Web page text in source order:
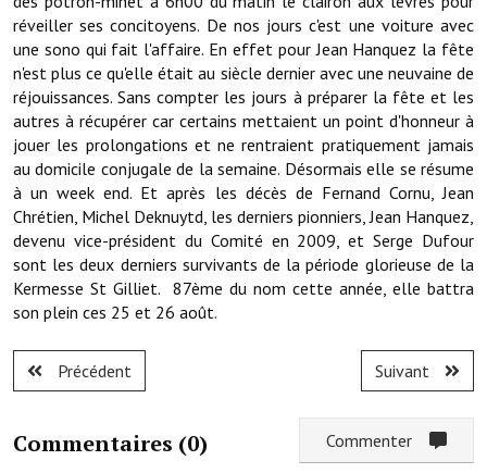
Services publics communaux
Démarches administratives
Urbanisme
Biens à louer
Terrains et maisons à vendre
Etablissements scolaires
Equipements sportifs
Commerçants, artisans
réveiller ses concitoyens. De nos jours c'est une voiture avec
une sono qui fait l'affaire. En effet pour Jean Hanquez la fête
n'est plus ce qu'elle était au siècle dernier avec une neuvaine de
réjouissances. Sans compter les jours à préparer la fête et les
autres à récupérer car certains mettaient un point d'honneur à
jouer les prolongations et ne rentraient pratiquement jamais
au domicile conjugale de la semaine. Désormais elle se résume
à un week end. Et après les décès de Fernand Cornu, Jean
Chrétien, Michel Deknuytd, les derniers pionniers, Jean Hanquez,
devenu vice-président du Comité en 2009, et Serge Dufour
sont les deux derniers survivants de la période glorieuse de la
Kermesse St Gilliet. 87ème du nom cette année, elle battra
son plein ces 25 et 26 août.
Précédent Suivant
Commentaires (0)